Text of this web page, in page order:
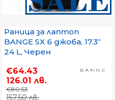
Раница за лаптоп
BANGE SX 6 джоба, 17.3“
24 L, Черен
€64.43
126.01 лв.
€80.53
157.50 лв.